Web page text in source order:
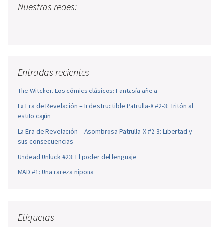
Nuestras redes:
Entradas recientes
The Witcher. Los cómics clásicos: Fantasía añeja
La Era de Revelación – Indestructible Patrulla-X #2-3: Tritón al
estilo cajún
La Era de Revelación – Asombrosa Patrulla-X #2-3: Libertad y
sus consecuencias
Undead Unluck #23: El poder del lenguaje
MAD #1: Una rareza nipona
Etiquetas